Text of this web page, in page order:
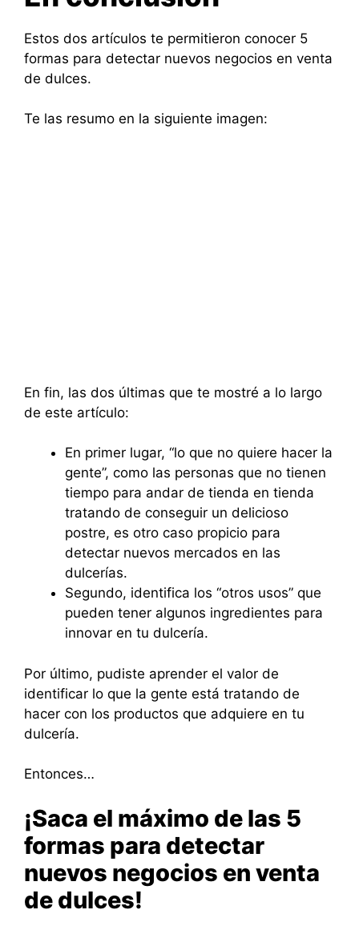
Estos dos artículos te permitieron conocer 5
formas para detectar nuevos negocios en venta
de dulces.
Te las resumo en la siguiente imagen:
En fin, las dos últimas que te mostré a lo largo
de este artículo:
En primer lugar, “lo que no quiere hacer la
gente”, como las personas que no tienen
tiempo para andar de tienda en tienda
tratando de conseguir un delicioso
postre, es otro caso propicio para
detectar nuevos mercados en las
dulcerías.
Segundo, identifica los “otros usos” que
pueden tener algunos ingredientes para
innovar en tu dulcería.
Por último, pudiste aprender el valor de
identificar lo que la gente está tratando de
hacer con los productos que adquiere en tu
dulcería.
Entonces…
¡Saca el máximo de las 5
formas para detectar
nuevos negocios en venta
de dulces!